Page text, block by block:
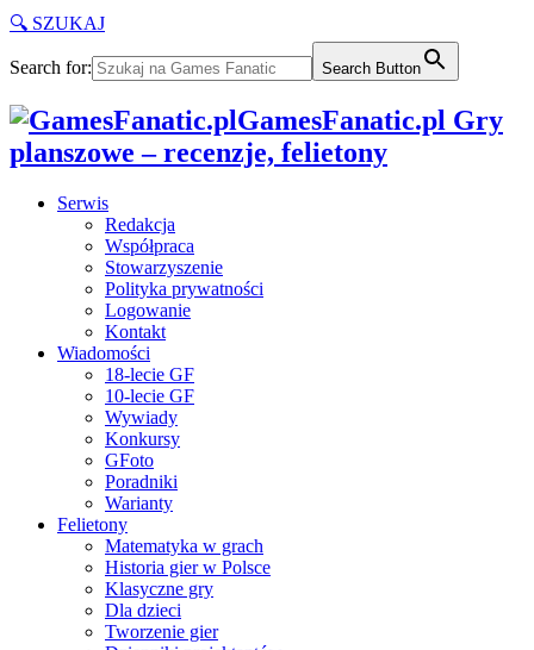
🔍 SZUKAJ
Search for: Search Button
GamesFanatic.pl Gry
planszowe – recenzje, felietony
Serwis
Redakcja
Współpraca
Stowarzyszenie
Polityka prywatności
Logowanie
Kontakt
Wiadomości
18-lecie GF
10-lecie GF
Wywiady
Konkursy
GFoto
Poradniki
Warianty
Felietony
Matematyka w grach
Historia gier w Polsce
Klasyczne gry
Dla dzieci
Tworzenie gier